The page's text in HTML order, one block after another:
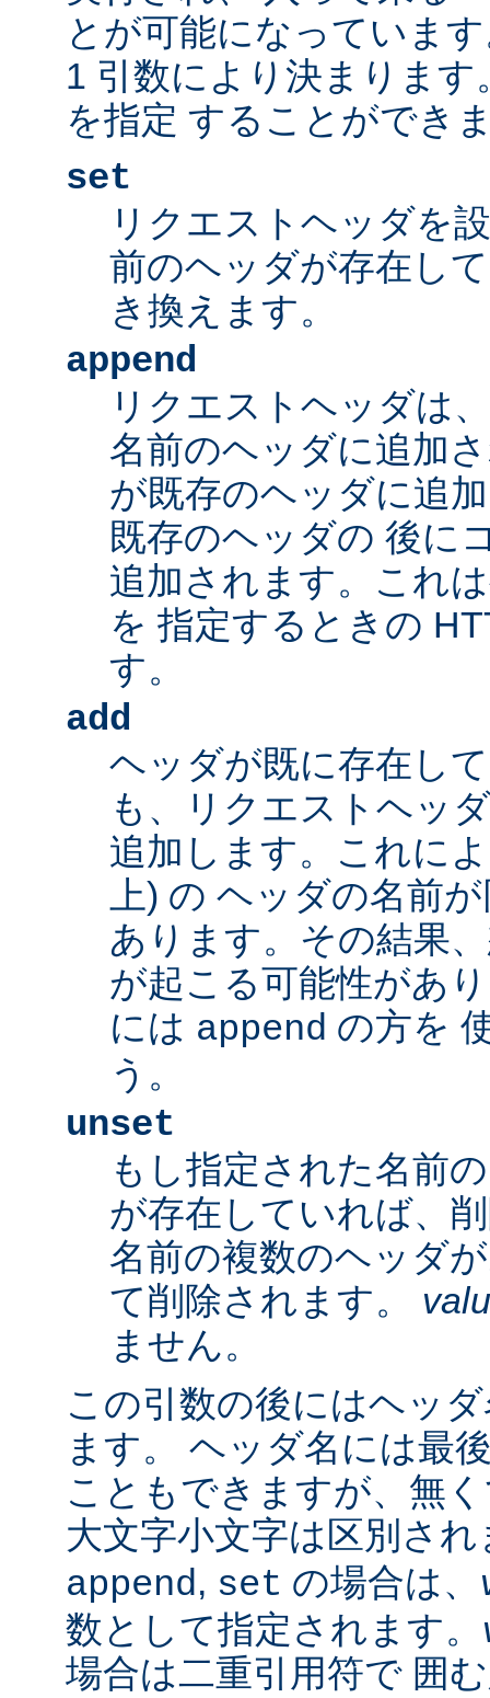
とが可能になっていま
1 引数により決まりま
を指定 することができ
set
リクエストヘッダを
前のヘッダが存在し
き換えます。
append
リクエストヘッダは
名前のヘッダに追加
が既存のヘッダに追
既存のヘッダの 後に
追加されます。これ
を 指定するときの
す。
add
ヘッダが既に存在し
も、リクエストヘッ
追加します。これに
上) の ヘッダの名前
あります。その結果
が起こる可能性があ
には append の方を
う。
unset
もし指定された名前
が存在していれば、
名前の複数のヘッダ
て削除されます。
ません。
この引数の後にはヘッ
ます。 ヘッダ名には最
こともできますが、無
大文字小文字は区別さ
append, set の場合は、
数として指定されます。
場合は二重引用符で 囲